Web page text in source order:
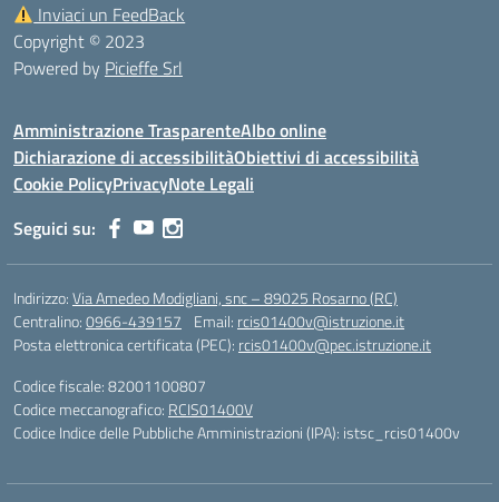
Inviaci un FeedBack
Copyright © 2023
Powered by Picieffe Srl
Amministrazione TrasparenteAlbo online
Dichiarazione di accessibilitàObiettivi di accessibilità
Cookie PolicyPrivacyNote Legali
Seguici su:
Indirizzo:Via Amedeo Modigliani, snc – 89025 Rosarno (RC)
Centralino:0966-439157 Email: rcis01400v@istruzione.it
Posta elettronica certificata (PEC): rcis01400v@pec.istruzione.it
Codice fiscale: 82001100807
Codice meccanografico: RCIS01400V
Codice Indice delle Pubbliche Amministrazioni (IPA): istsc_rcis01400v